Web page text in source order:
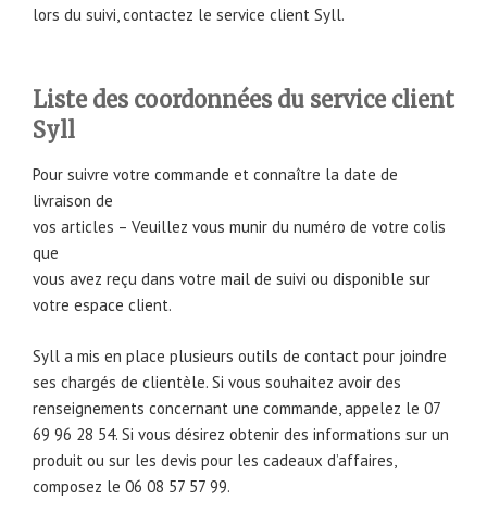
lors du suivi, contactez le service client Syll.
Liste des coordonnées du service client
Syll
Pour suivre votre commande et connaître la date de
livraison de
vos articles – Veuillez vous munir du numéro de votre colis
que
vous avez reçu dans votre mail de suivi ou disponible sur
votre espace client.
Syll a mis en place plusieurs outils de contact pour joindre
ses chargés de clientèle. Si vous souhaitez avoir des
renseignements concernant une commande, appelez le 07
69 96 28 54. Si vous désirez obtenir des informations sur un
produit ou sur les devis pour les cadeaux d’affaires,
composez le 06 08 57 57 99.